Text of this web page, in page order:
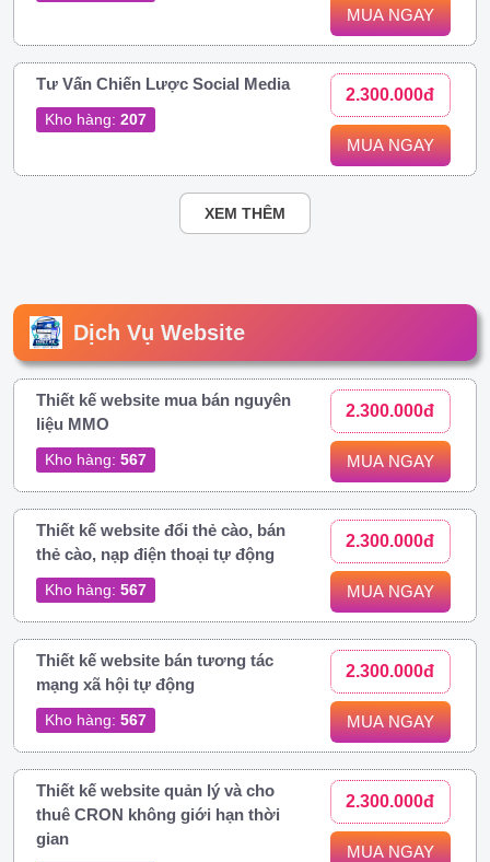
MUA NGAY
Tư Vấn Chiến Lược Social Media
Kho hàng: 207
2.300.000đ
MUA NGAY
XEM THÊM
Dịch Vụ Website
Thiết kế website mua bán nguyên
liệu MMO
Kho hàng: 567
2.300.000đ
MUA NGAY
Thiết kế website đổi thẻ cào, bán
thẻ cào, nạp điện thoại tự động
Kho hàng: 567
2.300.000đ
MUA NGAY
Thiết kế website bán tương tác
mạng xã hội tự động
Kho hàng: 567
2.300.000đ
MUA NGAY
Thiết kế website quản lý và cho
thuê CRON không giới hạn thời
gian
2.300.000đ
MUA NGAY